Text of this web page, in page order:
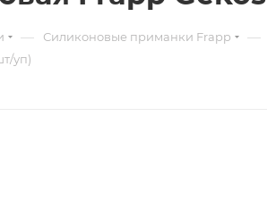
— Силиконовые приманки Frapp —
уп)